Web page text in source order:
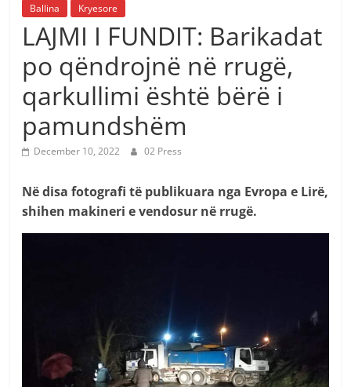
Ballina Kryesore
LAJMI I FUNDIT: Barikadat
po qëndrojnë në rrugë,
qarkullimi është bërë i
pamundshëm
December 10, 2022 02 Press
Në disa fotografi të publikuara nga Evropa e Lirë,
shihen makineri e vendosur në rrugë.